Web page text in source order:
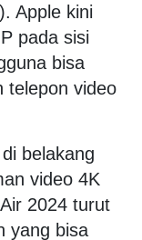
Apple kini
pada sisi
bisa
telepon video
belakang
video 4K
2024 turut
yang bisa